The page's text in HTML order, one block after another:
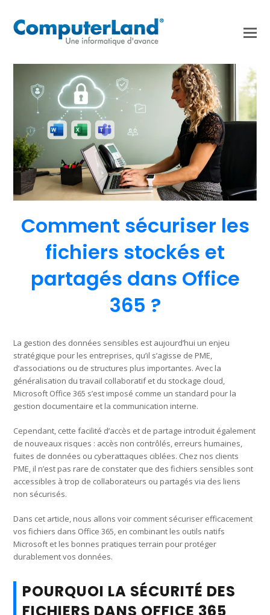
Comment sécuriser les
fichiers stockés et
partagés dans Office
365 ?
La gestion des données sensibles est aujourd’hui un enjeu
stratégique pour les entreprises, qu’il s’agisse de PME,
d’associations ou de structures plus importantes. Avec la
généralisation du travail collaboratif et du stockage cloud,
Microsoft Office 365 s’est imposé comme un standard pour la
gestion documentaire et la communication interne.
Cependant, cette facilité d’accès et de partage introduit également
de nouveaux risques : accès non contrôlés, erreurs humaines,
fuites de données ou cyberattaques ciblées. Chez nos clients
PME, il n’est pas rare de constater que des fichiers sensibles sont
accessibles à trop de collaborateurs ou partagés via des liens
non sécurisés.
Dans cet article, nous allons voir comment sécuriser efficacement
vos fichiers dans Office 365, en combinant les outils natifs
Microsoft et les bonnes pratiques terrain pour protéger
durablement vos données.
POURQUOI LA SÉCURITÉ DES
FICHIERS DANS OFFICE 365